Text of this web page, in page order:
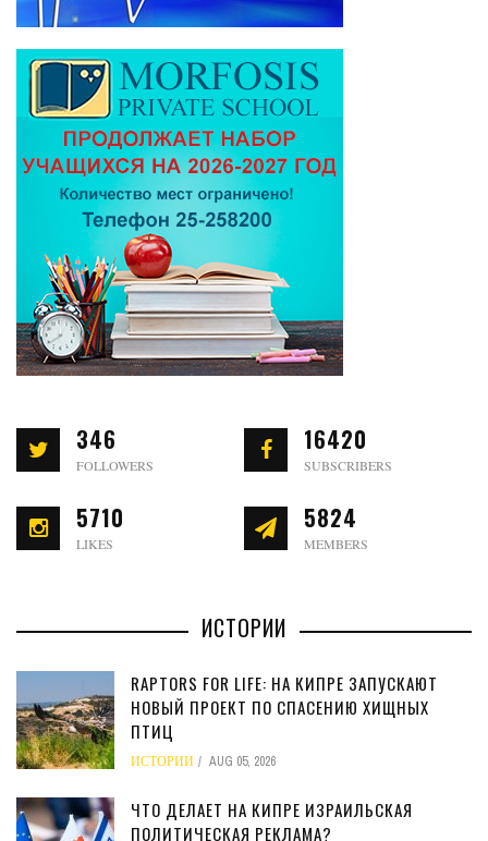
346
FOLLOWERS
16420
SUBSCRIBERS
5710
LIKES
5824
MEMBERS
ИСТОРИИ
RAPTORS FOR LIFE: НА КИПРЕ ЗАПУСКАЮТ
НОВЫЙ ПРОЕКТ ПО СПАСЕНИЮ ХИЩНЫХ
ПТИЦ
ИСТОРИИ AUG 05, 2026
ЧТО ДЕЛАЕТ НА КИПРЕ ИЗРАИЛЬСКАЯ
ПОЛИТИЧЕСКАЯ РЕКЛАМА?